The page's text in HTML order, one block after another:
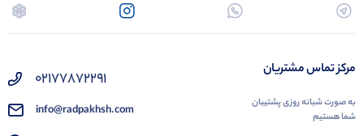
مرکز تماس مشتریان
به صورت شبانه روزی پشتیبان
شما هستیم
02177872291
info@radpakhsh.com